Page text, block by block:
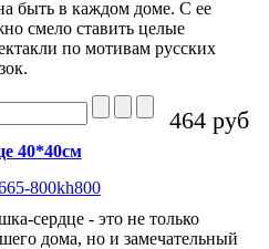
быть в каждом доме. С ее
смело ставить целые
по мотивам русских
464 руб
40*40см
сердце - это не только
дома, но и замечательный